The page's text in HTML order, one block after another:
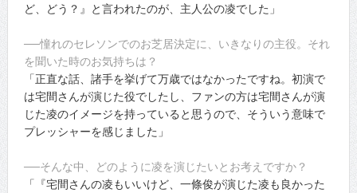
ど、どう？』と言われたのが、主人公の凌でした」
──憧れのセレソンでのお芝居決定に、いきなりの主役。それ
を聞いた時のお気持ちは？
「正直な話、諸手を挙げて万歳ではなかったですね。初演で
は宅間さんが演じた役でしたし、ファンの方は宅間さんが演
じた凌のイメージを持っていると思うので、そういう意味で
プレッシャーを感じました」
──そんな中、どのように凌を演じたいとお考えですか？
「『宅間さんの凌もいいけど、一條俊が演じた凌も良かった